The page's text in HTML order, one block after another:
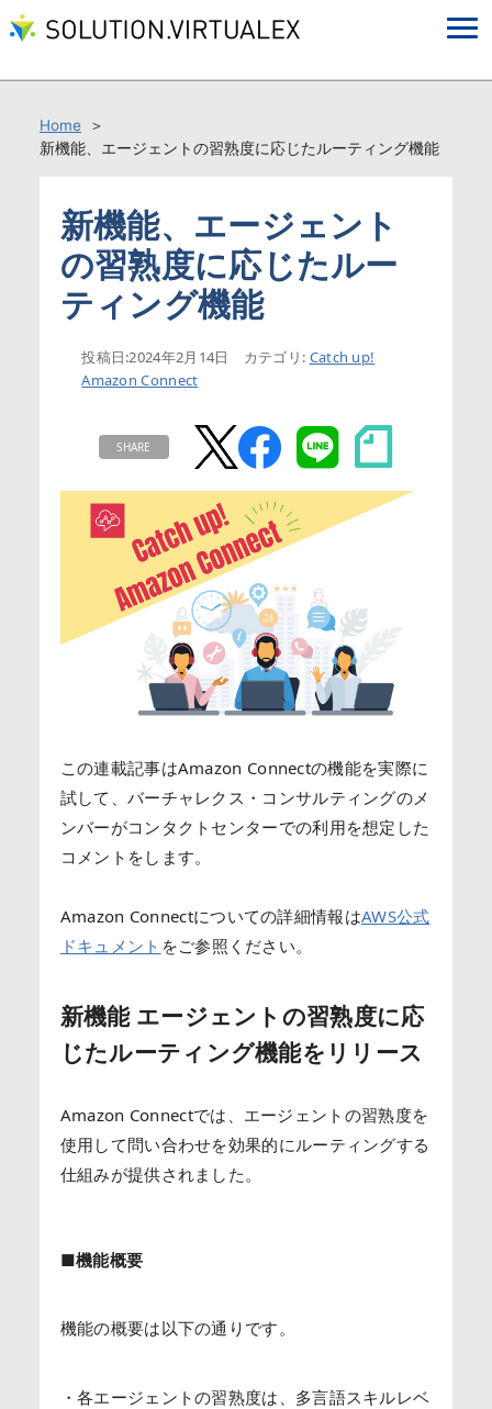
Home
新機能、エージェントの習熟度に応じたルーティング機能
新機能、エージェント
の習熟度に応じたルー
ティング機能
投稿日:2024年2月14日 カテゴリ: Catch up!
Amazon Connect
SHARE
この連載記事はAmazon Connectの機能を実際に
試して、バーチャレクス・コンサルティングのメ
ンバーがコンタクトセンターでの利用を想定した
コメントをします。
Amazon Connectについての詳細情報はAWS公式
ドキュメント をご参照く ださい。
新機能 エージェントの習熟度に応
じたルーティング機能をリリース
Amazon Connectでは、エージェントの習熟度を
使用して問い合わせを効果的にルーティングする
仕組みが提供されました。
■機能概要
機能の概要は以下の通りです。
・各エージェントの習熟度は、多言語スキルレベ